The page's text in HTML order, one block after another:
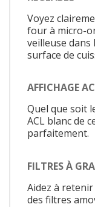
Voyez
four à micro-
veilleuse dans
surface de
AFFICHAGE
Quel que soit
ACL blanc de
parfaitement.
FILTRES À
Aidez à retenir
des filtres